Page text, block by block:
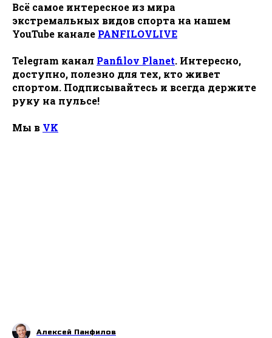
Всё самое интересное из мира
экстремальных видов спорта на нашем
YouTube канале PANFILOVLIVE
Telegram канал Panfilov Planet. Интересно,
доступно, полезно для тех, кто живет
спортом. Подписывайтесь и всегда держите
руку на пульсе!
Мы в VK
Алексей Панфилов